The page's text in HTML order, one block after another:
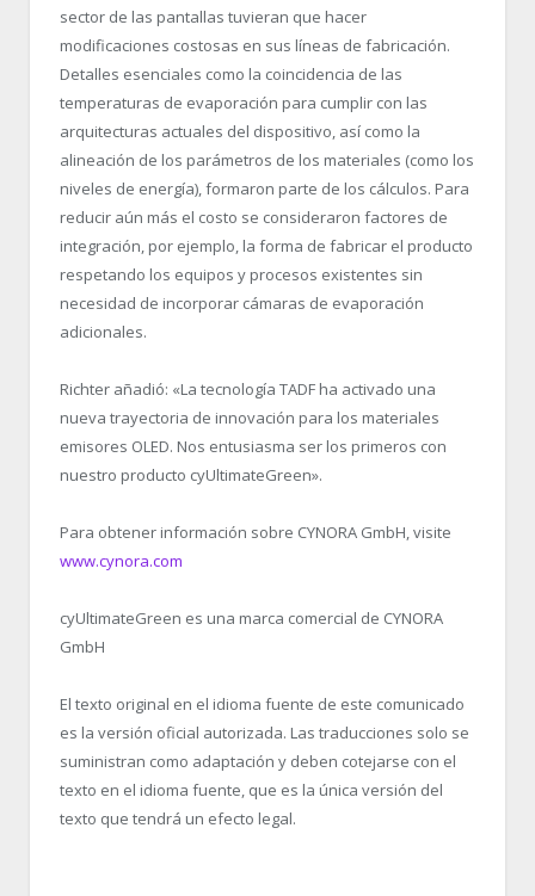
sector de las pantallas tuvieran que hacer
modificaciones costosas en sus líneas de fabricación.
Detalles esenciales como la coincidencia de las
temperaturas de evaporación para cumplir con las
arquitecturas actuales del dispositivo, así como la
alineación de los parámetros de los materiales (como los
niveles de energía), formaron parte de los cálculos. Para
reducir aún más el costo se consideraron factores de
integración, por ejemplo, la forma de fabricar el producto
respetando los equipos y procesos existentes sin
necesidad de incorporar cámaras de evaporación
adicionales.
Richter añadió: «La tecnología TADF ha activado una
nueva trayectoria de innovación para los materiales
emisores OLED. Nos entusiasma ser los primeros con
nuestro producto cyUltimateGreen».
Para obtener información sobre CYNORA GmbH, visite
www.cynora.com
cyUltimateGreen es una marca comercial de CYNORA
GmbH
El texto original en el idioma fuente de este comunicado
es la versión oficial autorizada. Las traducciones solo se
suministran como adaptación y deben cotejarse con el
texto en el idioma fuente, que es la única versión del
texto que tendrá un efecto legal.